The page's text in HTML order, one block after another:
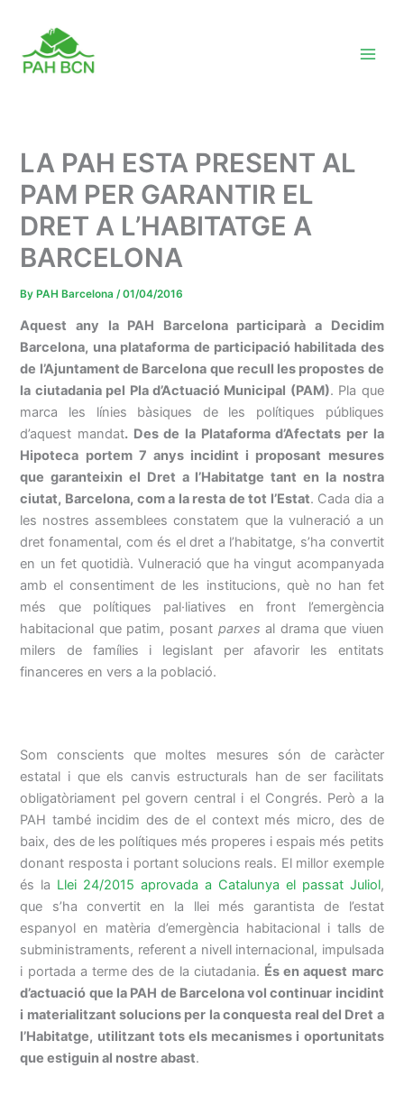
content
LA PAH ESTA PRESENT AL
PAM PER GARANTIR EL
DRET A L’HABITATGE A
BARCELONA
By PAH Barcelona/01/04/2016
Aquest any la PAH Barcelona participarà a Decidim
Barcelona, una plataforma de participació habilitada des
de l’Ajuntament de Barcelona que recull les propostes de
la ciutadania pel Pla d’Actuació Municipal (PAM). Pla que
marca les línies bàsiques de les polítiques públiques
d’aquest mandat. Des de la Plataforma d’Afectats per la
Hipoteca portem 7 anys incidint i proposant mesures
que garanteixin el Dret a l’Habitatge tant en la nostra
ciutat, Barcelona, com a la resta de tot l’Estat. Cada dia a
les nostres assemblees constatem que la vulneració a un
dret fonamental, com és el dret a l’habitatge, s’ha convertit
en un fet quotidià. Vulneració que ha vingut acompanyada
amb el consentiment de les institucions, què no han fet
més que polítiques pal·liatives en front l’emergència
habitacional que patim, posant parxes al drama que viuen
milers de famílies i legislant per afavorir les entitats
financeres en vers a la població.
Som conscients que moltes mesures són de caràcter
estatal i que els canvis estructurals han de ser facilitats
obligatòriament pel govern central i el Congrés. Però a la
PAH també incidim des de el context més micro, des de
baix, des de les polítiques més properes i espais més petits
donant resposta i portant solucions reals. El millor exemple
és la Llei 24/2015 aprovada a Catalunya el passat Juliol,
que s’ha convertit en la llei més garantista de l’estat
espanyol en matèria d’emergència habitacional i talls de
subministraments, referent a nivell internacional, impulsada
i portada a terme des de la ciutadania. És en aquest marc
d’actuació que la PAH de Barcelona vol continuar incidint
i materialitzant solucions per la conquesta real del Dret a
l’Habitatge, utilitzant tots els mecanismes i oportunitats
que estiguin al nostre abast.